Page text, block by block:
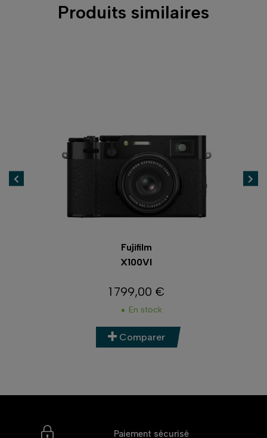
Produits similaires
Nikon
COOLPIX P1100
Prix
1 099,90 €
En stock
Comparer
Paiement sécurisé